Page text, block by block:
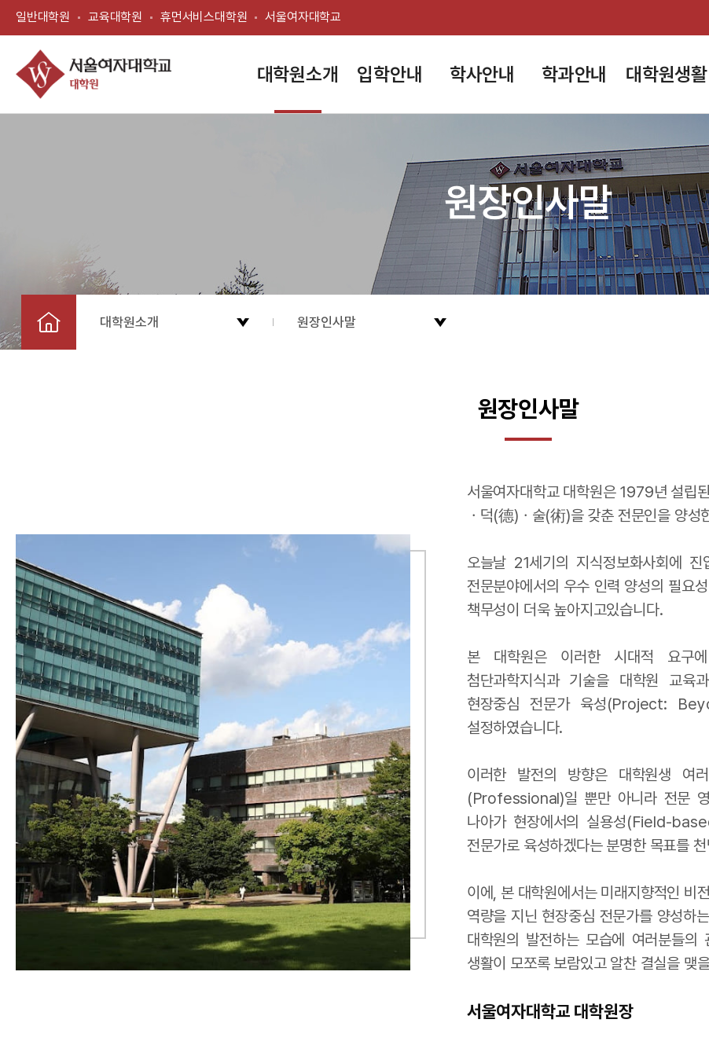
일반대학원 교육대학원 휴먼서비스대학원 서울여자대학교
대학원소개 입학안내 학사안내 학과안내 대학원생활
원장인사말
대학원소개 원장인사말
원장인사말
서울여자대학교 대학원은 1979년 설립
ㆍ덕(德)ㆍ술(術)을 갖춘 전문인을 양성
오늘날 21세기의 지식정보화사회에
전문분야에서의 우수 인력 양성의 필요
책무성이 더욱 높아지고있습니다.
본 대학원은 이러한 시대적 요구
첨단과학지식과 기술을 대학원 교육
현장중심 전문가 육성(Project:
설정하였습니다.
이러한 발전의 방향은 대학원생 여
(Professional)일 뿐만 아니라 전문
나아가 현장에서의 실용성(Field-
전문가로 육성하겠다는 분명한 목표를
이에, 본 대학원에서는 미래지향적인 비
역량을 지닌 현장중심 전문가를 양성하
대학원의 발전하는 모습에 여러분들의
생활이 모쪼록 보람있고 알찬 결실을 맺
서울여자대학교 대학원장